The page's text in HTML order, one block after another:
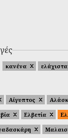
κανένα ελάχιστα
Αίγυπτος
Ελβετία